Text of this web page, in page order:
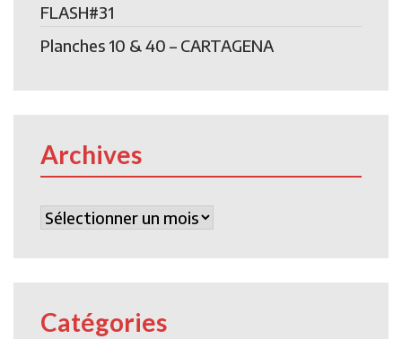
FLASH#31
Planches 10 & 40 – CARTAGENA
Archives
Archives
Catégories